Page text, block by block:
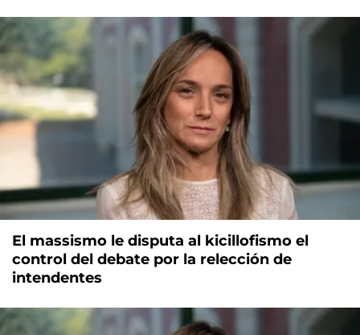
El massismo le disputa al kicillofismo el
control del debate por la relección de
intendentes